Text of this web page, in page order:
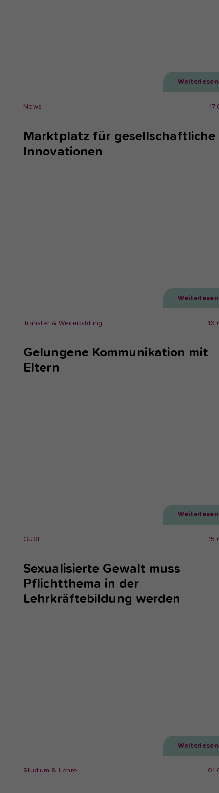
Weiterlesen
News
Marktplatz für gesellschaftliche
Innovationen
Weiterlesen
Transfer & Weiterbildung
Gelungene Kommunikation mit
Eltern
Weiterlesen
GUSE
Sexualisierte Gewalt muss
Pflichtthema in der
Lehrkräftebildung werden
Weiterlesen
Studium & Lehre